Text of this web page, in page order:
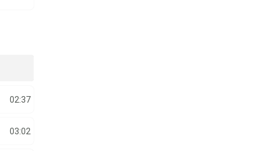
02:37
03:02